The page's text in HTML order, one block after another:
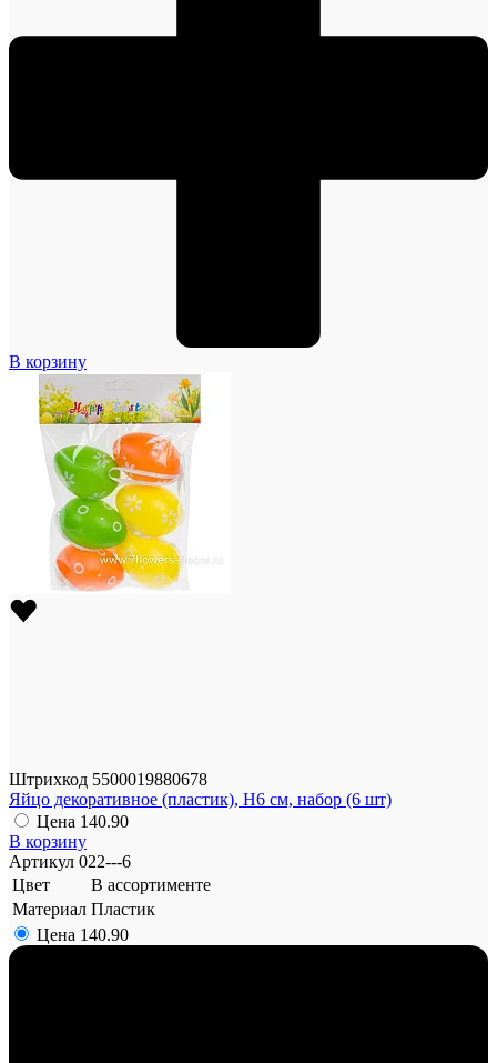
В корзину
Штрихкод 5500019880678
Яйцо декоративное (пластик), Н6 см, набор (6 шт)
Цена 140.90
В корзину
Артикул 022---6
Цвет
В ассортименте
Материал Пластик
Цена 140.90